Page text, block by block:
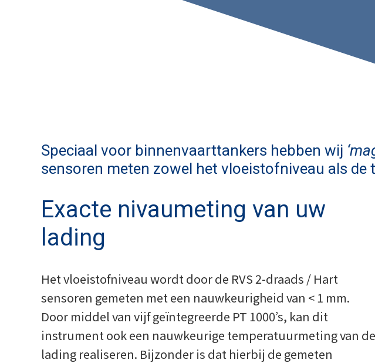
Speciaal voor binnenvaarttankers hebben wij
sensoren meten zowel het vloeistofniveau als de
Exacte nivaumeting van uw
lading
Het vloeistofniveau wordt door de RVS 2-draads / Hart
sensoren gemeten met een nauwkeurigheid van < 1 mm.
Door middel van vijf geïntegreerde PT 1000’s, kan dit
instrument ook een nauwkeurige temperatuurmeting van de
lading realiseren. Bijzonder is dat hierbij de gemeten